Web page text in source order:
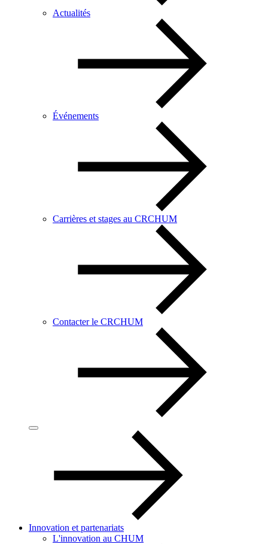
Actualités
Événements
Carrières et stages au CRCHUM
Contacter le CRCHUM
Innovation et partenariats
L'innovation au CHUM